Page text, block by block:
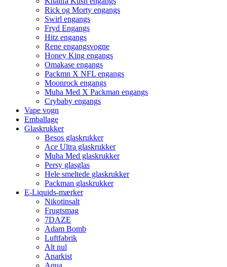
Rick og Morty engangs
Swirl engangs
Fryd Engangs
Hitz engangs
Rene engangsvogne
Honey King engangs
Omakase engangs
Packmn X NFL engangs
Moonrock engangs
Muha Med X Packman engangs
Crybaby engangs
Vape vogn
Emballage
Glaskrukker
Besos glaskrukker
Ace Ultra glaskrukker
Muha Med glaskrukker
Persy glasglas
Hele smeltede glaskrukker
Packman glaskrukker
E-Liquids-mærker
Nikotinsalt
Frugtsmag
7DAZE
Adam Bomb
Luftfabrik
Alt nul
Anarkist
Aqua